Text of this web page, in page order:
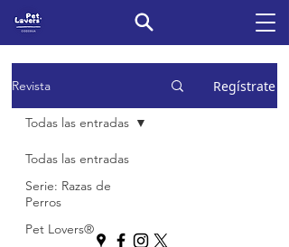
Revista Regístrate
Todas las entradas
Serie: Razas de
Perros
Pet Lovers®
Todas las entradas